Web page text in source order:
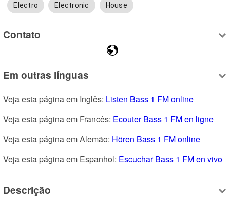
Electro Electronic House
Contato
Em outras línguas
Veja esta página em Inglês: Listen Bass 1 FM online
Veja esta página em Francês: Ecouter Bass 1 FM en ligne
Veja esta página em Alemão: Hören Bass 1 FM online
Veja esta página em Espanhol: Escuchar Bass 1 FM en vivo
Descrição